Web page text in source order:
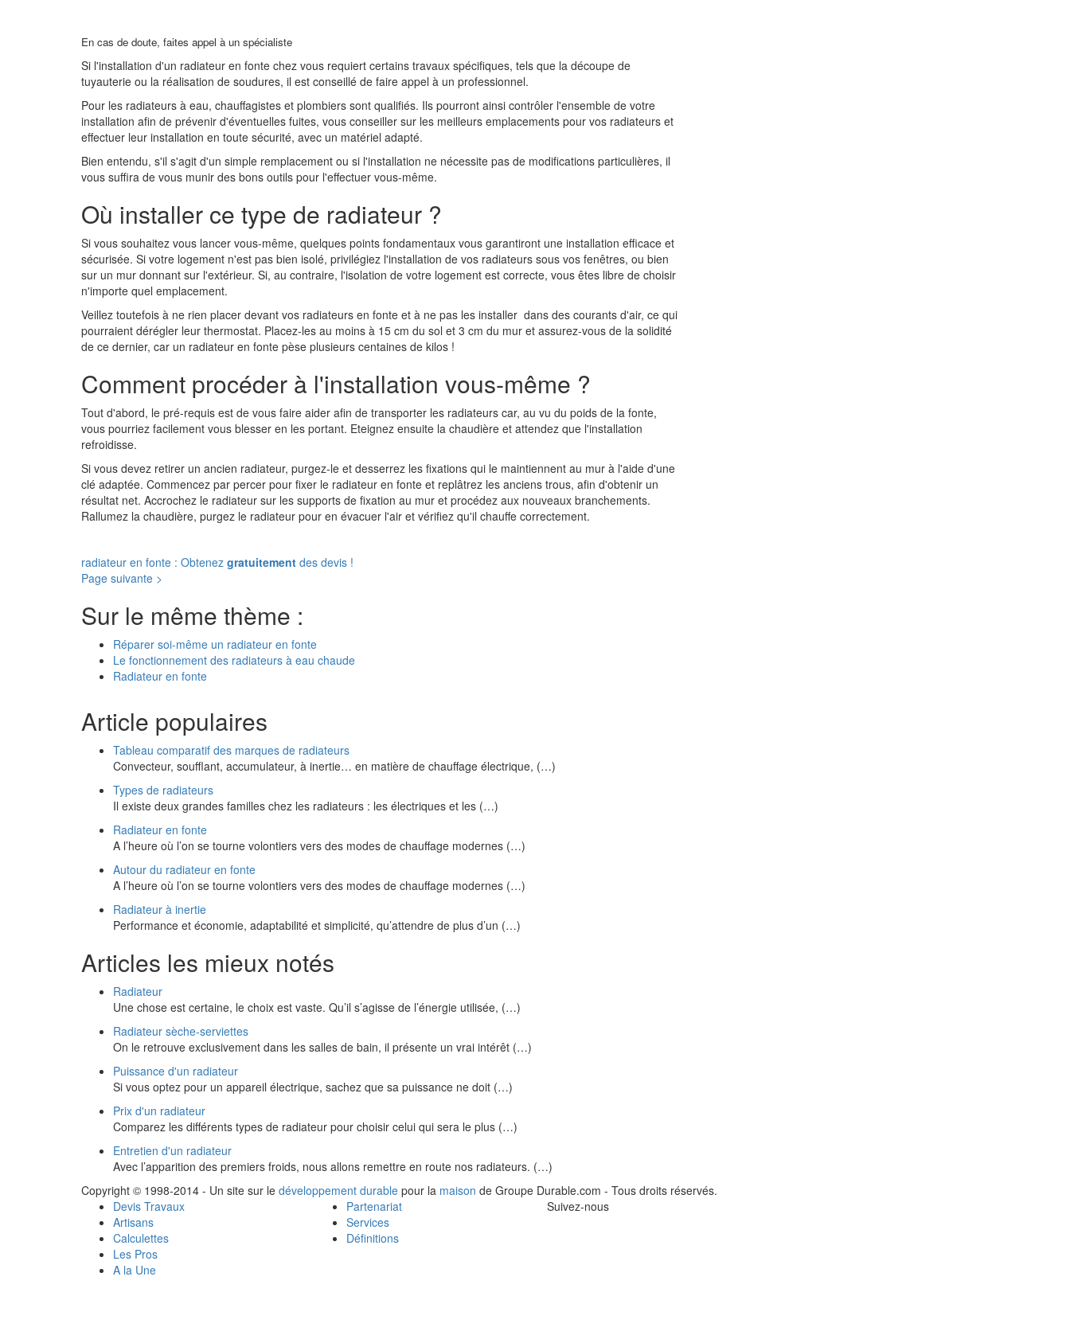
En cas de doute, faites appel à un spécialiste
Si l'installation d'un radiateur en fonte chez vous requiert certains travaux spécifiques, tels que la découpe de
tuyauterie ou la réalisation de soudures, il est conseillé de faire appel à un professionnel.
Pour les radiateurs à eau, chauffagistes et plombiers sont qualifiés. Ils pourront ainsi contrôler l'ensemble de votre
installation afin de prévenir d'éventuelles fuites, vous conseiller sur les meilleurs emplacements pour vos radiateurs et
effectuer leur installation en toute sécurité, avec un matériel adapté.
Bien entendu, s'il s'agit d'un simple remplacement ou si l'installation ne nécessite pas de modifications particulières, il
vous suffira de vous munir des bons outils pour l'effectuer vous-même.
Où installer ce type de radiateur ?
Si vous souhaitez vous lancer vous-même, quelques points fondamentaux vous garantiront une installation efficace et
sécurisée. Si votre logement n'est pas bien isolé, privilégiez l'installation de vos radiateurs sous vos fenêtres, ou bien
sur un mur donnant sur l'extérieur. Si, au contraire, l'isolation de votre logement est correcte, vous êtes libre de choisir
n'importe quel emplacement.
Veillez toutefois à ne rien placer devant vos radiateurs en fonte et à ne pas les installer dans des courants d'air, ce qui
pourraient dérégler leur thermostat. Placez-les au moins à 15 cm du sol et 3 cm du mur et assurez-vous de la solidité
de ce dernier, car un radiateur en fonte pèse plusieurs centaines de kilos !
Comment procéder à l'installation vous-même ?
Tout d'abord, le pré-requis est de vous faire aider afin de transporter les radiateurs car, au vu du poids de la fonte,
vous pourriez facilement vous blesser en les portant. Eteignez ensuite la chaudière et attendez que l'installation
refroidisse.
Si vous devez retirer un ancien radiateur, purgez-le et desserrez les fixations qui le maintiennent au mur à l'aide d'une
clé adaptée. Commencez par percer pour fixer le radiateur en fonte et replâtrez les anciens trous, afin d'obtenir un
résultat net. Accrochez le radiateur sur les supports de fixation au mur et procédez aux nouveaux branchements.
Rallumez la chaudière, purgez le radiateur pour en évacuer l'air et vérifiez qu'il chauffe correctement.
radiateur en fonte : Obtenez gratuitement des devis !
Page suivante >
Sur le même thème :
Réparer soi-même un radiateur en fonte
Le fonctionnement des radiateurs à eau chaude
Radiateur en fonte
Article populaires
Tableau comparatif des marques de radiateurs
Convecteur, soufflant, accumulateur, à inertie… en matière de chauffage électrique, (…)
Types de radiateurs
Il existe deux grandes familles chez les radiateurs : les électriques et les (…)
Radiateur en fonte
A l’heure où l’on se tourne volontiers vers des modes de chauffage modernes (…)
Autour du radiateur en fonte
A l’heure où l’on se tourne volontiers vers des modes de chauffage modernes (…)
Radiateur à inertie
Performance et économie, adaptabilité et simplicité, qu’attendre de plus d’un (…)
Articles les mieux notés
Radiateur
Une chose est certaine, le choix est vaste. Qu’il s’agisse de l’énergie utilisée, (…)
Radiateur sèche-serviettes
On le retrouve exclusivement dans les salles de bain, il présente un vrai intérêt (…)
Puissance d'un radiateur
Si vous optez pour un appareil électrique, sachez que sa puissance ne doit (…)
Prix d'un radiateur
Comparez les différents types de radiateur pour choisir celui qui sera le plus (…)
Entretien d'un radiateur
Avec l’apparition des premiers froids, nous allons remettre en route nos radiateurs. (…)
Copyright © 1998-2014 - Un site sur le développement durable pour la maison de Groupe Durable.com - Tous droits réservés.
Devis Travaux
Artisans
Calculettes
Les Pros
A la Une
Partenariat
Services
Définitions
Suivez-nous